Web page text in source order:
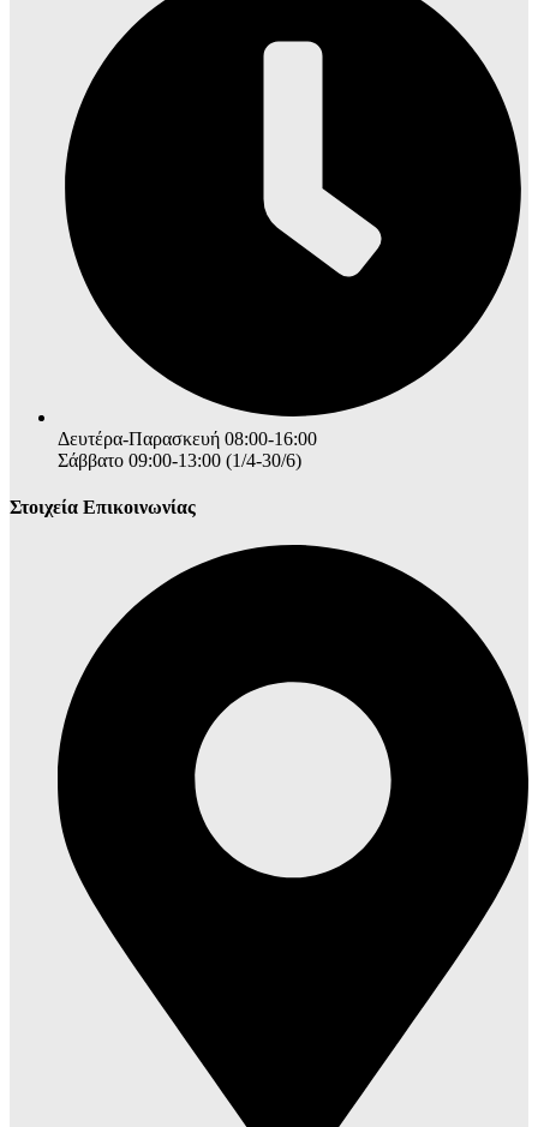
Δευτέρα-Παρασκευή 08:00-16:00
Σάββατο 09:00-13:00 (1/4-30/6)
Στοιχεία Επικοινωνίας